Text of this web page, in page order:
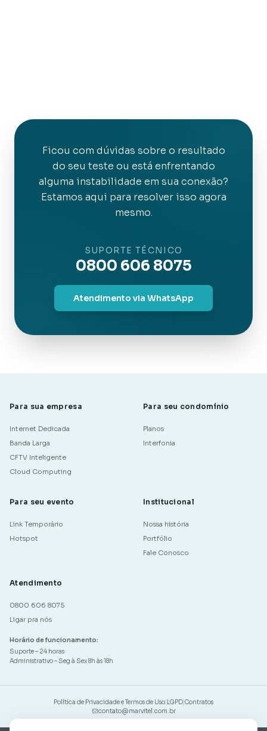
Ficou com dúvidas sobre o resultado
do seu teste ou está enfrentando
alguma instabilidade em sua conexão?
Estamos aqui para resolver isso agora
mesmo.
SUPORTE TÉCNICO
0800 606 8075
Atendimento via WhatsApp
Para sua empresa
Internet Dedicada
Banda Larga
CFTV Inteligente
Cloud Computing
Para seu condomínio
Planos
Interfonia
Para seu evento
Link Temporário
Hotspot
Institucional
Nossa história
Portfólio
Fale Conosco
Atendimento
0800 606 8075
Ligar pra nós
Horário de funcionamento:
Suporte – 24 horas
Administrativo – Seg à Sex 8h às 18h
Política de Privacidade e Termos de Uso|LGPD|Contratos
contato@marvitel.com.br